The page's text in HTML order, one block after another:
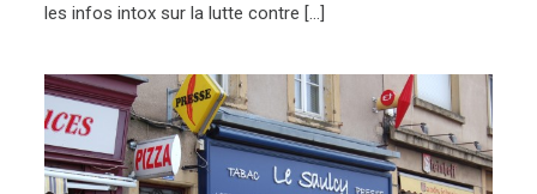
les infos intox sur la lutte contre […]